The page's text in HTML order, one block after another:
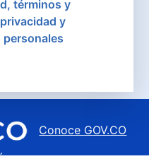
términos y
y
Conoce GOV.CO